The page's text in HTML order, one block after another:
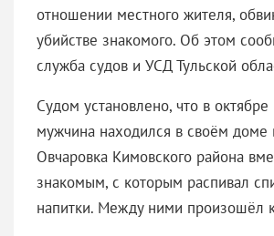
отношении местного жителя,
убийстве знакомого. Об этом
служба судов и УСД Тульской
Судом установлено, что в октябре
мужчина находился в своём доме
Овчаровка Кимовского района
знакомым, с которым распивал
напитки. Между ними произошёл